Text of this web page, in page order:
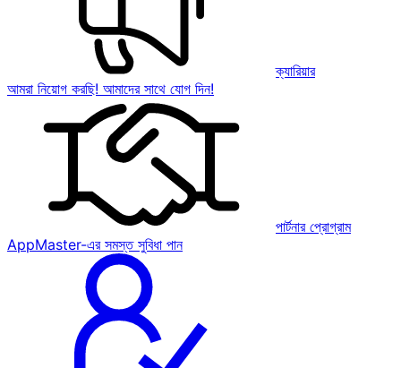
ক্যারিয়ার
আমরা নিয়োগ করছি! আমাদের সাথে যোগ দিন!
পার্টনার প্রোগ্রাম
AppMaster-এর সমস্ত সুবিধা পান